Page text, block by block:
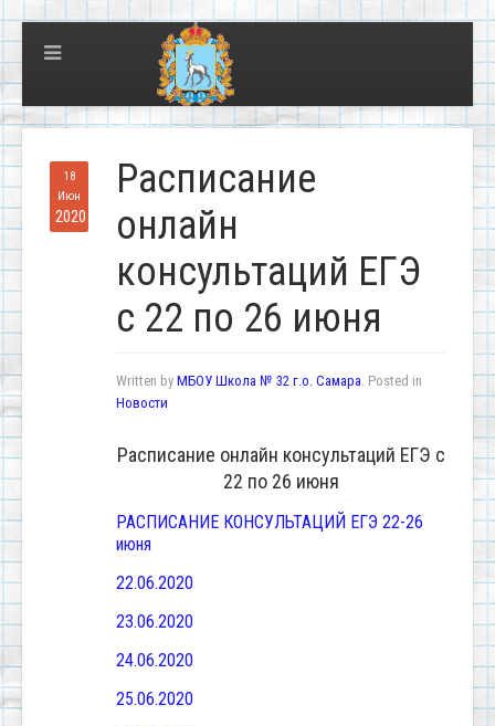
18
Июн
2020
Расписание
онлайн
консультаций ЕГЭ
с 22 по 26 июня
Written by МБОУ Школа № 32 г.о. Самара. Posted in
Новости
Расписание онлайн консультаций ЕГЭ с
22 по 26 июня
РАСПИСАНИЕ КОНСУЛЬТАЦИЙ ЕГЭ 22-26
июня
22.06.2020
23.06.2020
24.06.2020
25.06.2020